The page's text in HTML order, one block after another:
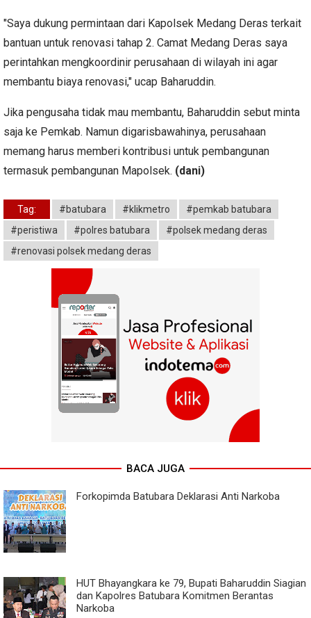
"Saya dukung permintaan dari Kapolsek Medang Deras terkait
bantuan untuk renovasi tahap 2. Camat Medang Deras saya
perintahkan mengkoordinir perusahaan di wilayah ini agar
membantu biaya renovasi," ucap Baharuddin.
Jika pengusaha tidak mau membantu, Baharuddin sebut minta
saja ke Pemkab. Namun digarisbawahinya, perusahaan
memang harus memberi kontribusi untuk pembangunan
termasuk pembangunan Mapolsek. (dani)
Tag: #batubara #klikmetro
#pemkab batubara
#peristiwa
#polres batubara
#polsek medang deras
#renovasi polsek medang deras
BACA JUGA
Forkopimda Batubara Deklarasi Anti Narkoba
HUT Bhayangkara ke 79, Bupati Baharuddin Siagian
dan Kapolres Batubara Komitmen Berantas
Narkoba